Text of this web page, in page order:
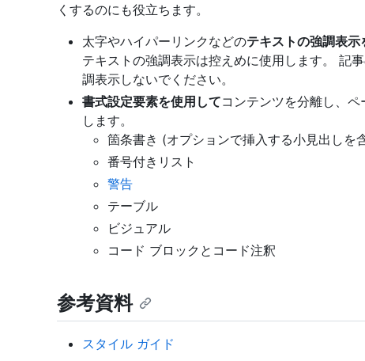
くするのにも役立ちます。
太字やハイパーリンクなどのテキストの強調表示
テキストの強調表示は控えめに使用します。 記
調表示しないでください。
書式設定要素を使用してコンテンツを分離し、
します。
箇条書き (オプションで挿入する小見出しを
番号付きリスト
警告
テーブル
ビジュアル
コード ブロックとコード注釈
参考資料
スタイル ガイド